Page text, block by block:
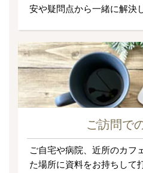
安や疑問点から一緒に解決
ご訪問で
ご自宅や病院、近所のカフ
た場所に資料をお持ちして